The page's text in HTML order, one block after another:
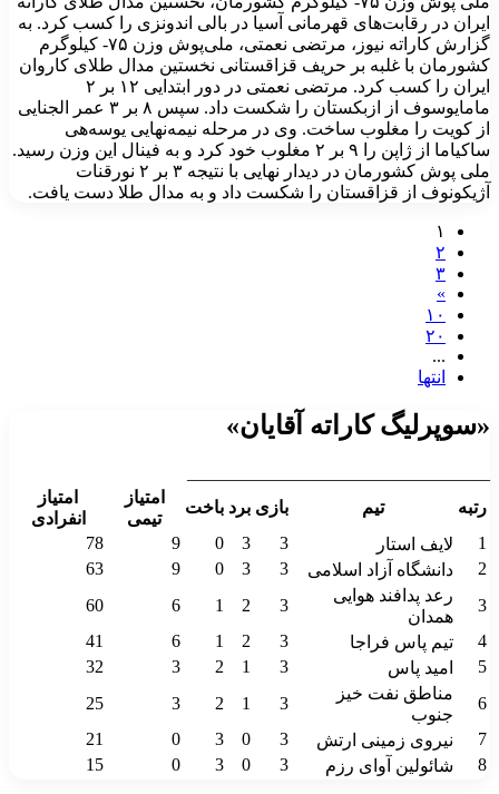
ایران در رقابت‌های قهرمانی آسیا در بالی اندونزی را کسب کرد. به
گزارش کاراته نیوز، مرتضی نعمتی، ملی‌پوش وزن ۷۵- کیلوگرم
کشورمان با غلبه بر حریف قزاقستانی نخستین مدال طلای کاروان
ایران را کسب کرد. مرتضی نعمتی در دور ابتدایی ۱۲ بر ۲
مامایوسوف از ازبکستان را شکست داد. سپس ۸ بر ۳ عمر الجنایی
از کویت را مغلوب ساخت. وی در مرحله نیمه‌نهایی یوسه‌هی
ساکیاما از ژاپن را ۹ بر ۲ مغلوب خود کرد و به فینال این وزن رسید.
ملی پوش کشورمان در دیدار نهایی با نتیجه ۳ بر ۲ نورقنات
آژیکونوف از قزاقستان را شکست داد و به مدال طلا دست یافت.
۱
۲
۳
»
۱۰
۲۰
...
انتها
«سوپرلیگ کاراته آقایان»
رتبه
تیم بازی برد باخت
امتیاز
تیمی
امتیاز
انفرادی
1
لایف استار 3
3
0
9
78
2
دانشگاه آزاد اسلامی 3
3
0
9
63
3
رعد پدافند هوایی
همدان
3
2
1
6
60
4
تیم پاس فراجا 3
2
1
6
41
5
امید پاس 3
1
2
3
32
6
مناطق نفت خیز
جنوب
3
1
2
3
25
7
نیروی زمینی ارتش 3
0
3
0
21
8
شائولین آوای رزم 3
0
3
0
15